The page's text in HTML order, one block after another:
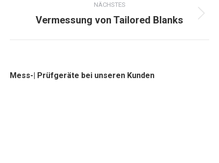
NÄCHSTES
Next
Vermessung von Tailored Blanks
Mess-| Prüfgeräte bei unseren Kunden